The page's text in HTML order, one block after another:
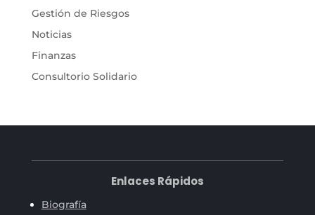
Gestión de Riesgos
Noticias
Finanzas
Consultorio Solidario
Enlaces Rápidos
Biografía